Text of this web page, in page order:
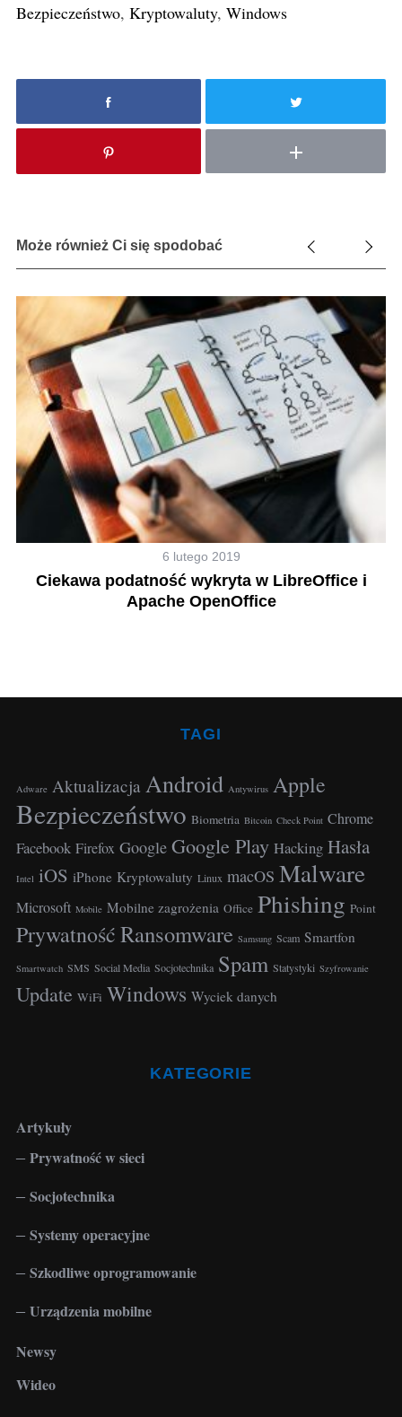
Bezpieczeństwo, Kryptowaluty, Windows
Może również Ci się spodobać
6 lutego 2019
Ciekawa podatność wykryta w LibreOffice i
Apache OpenOffice
TAGI
Adware Aktualizacja Android Antywirus Apple
Bezpieczeństwo Biometria Bitcoin Check Point Chrome
Facebook Firefox Google Google Play Hacking Hasła
Intel iOS iPhone Kryptowaluty Linux macOS Malware
Microsoft Mobile Mobilne zagrożenia Office Phishing Point
PrywatnośćRansomware Samsung Scam Smartfon
Smartwatch SMS Social Media Socjotechnika Spam Statystyki Szyfrowanie
Update WiFi Windows Wyciek danych
KATEGORIE
Artykuły
Prywatność w sieci
Socjotechnika
Systemy operacyjne
Szkodliwe oprogramowanie
Urządzenia mobilne
Newsy
Wideo